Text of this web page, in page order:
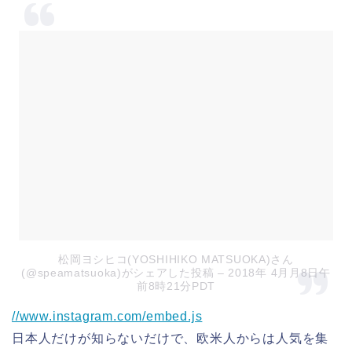
松岡ヨシヒコ(YOSHIHIKO MATSUOKA)さん
(@speamatsuoka)がシェアした投稿 – 2018年 4月月8日午
前8時21分PDT
//www.instagram.com/embed.js
日本人だけが知らないだけで、欧米人からは人気を集